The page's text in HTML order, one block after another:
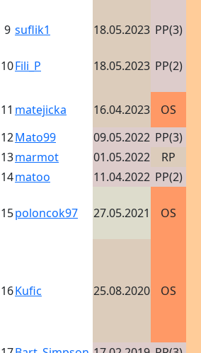
9 suflik1 18.05.2023 PP(3)
10Fili_P 18.05.2023 PP(2)
11 matejicka 16.04.2023 OS
12Mato99 09.05.2022 PP(3)
13marmot 01.05.2022 RP
14matoo 11.04.2022 PP(2)
15poloncok97 27.05.2021 OS
16Kufic 25.08.2020 OS